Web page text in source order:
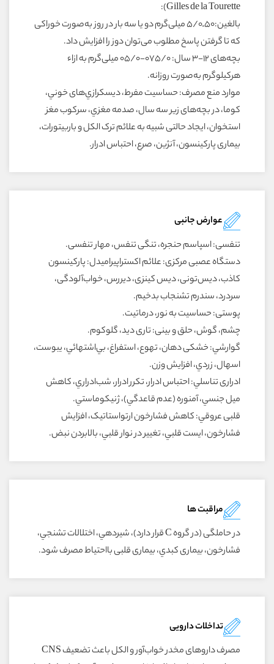
Gilles de la Tourette):
بالغین:۵۰ـ۵/0 میلی‌گرم دو یا سه بار در روز به‌صورت خوراکی
که تا گرفتن پاسخ مطلوب می‌توان دوز را افزایش داد.
بچه‌های 12-3 سال: 075/0-05/0 میلی‌گرم به ازاء
هرکیلوگرم به‌صورت روزانه.
موارد منع مصرف: حساسيت مفرط، ديسکرازي‌هاى خوني،
کوما، در بچه‌هاى زير سه سال، صدمه مغزي، سرکوب مغز
استخوان، ايجاد حالتى شبيه به علائم ترک الکل و باربيتورات‌،
بيمارى پارکينسون، آنژين، صرع، احتباس ادرار.
عوارض جانبی
تنفسی: اسپاسم حنجره، تنگی تنفس، مهار تنفسی.
دستگاه عصبی مرکزی: علائم اکستراپیرامیدل: پارکینسون
کاذب، دیس‌تونی، دیس کینزی، دیررس، خواب‌آلودگی،
سردرد، سندرم تشنجاب بدخیم.
پوستی: حساسیت به نور، درماتیت.
چشم، گوش، حلق و بینی: تاری دید، گلوکوم.
گوارشي: خشکى دهان، تهوع، استفراغ، بي‌اشتهائي، يبوست،
اسهال، زردي، افزايش وزن.
ادرارى تناسلي: احتباس ادرار، تکرر ادرار، شب‌ادراري، کاهش
ميل جنسي، آمنوره (عدم قاعدگي)، ژنيکوماستي.
قلبى عروقي: کاهش فشارخون ارتواستاتيک، افزايش
فشارخون، ايست قلبي، تغيير در نوار قلبي، بالابردن نبض.
مراقبت ها
در حاملگى (در گروه C قرار دارد)، شيردهي، اختلالات تشنجي،
فشارخون، بيمارى کبدي، بيمارى قلبى بااحتياط مصرف شود.
تداخلات دارویی
مصرف داروهاى مخدر خواب‌آور و الکل باعث تضعيف CNS